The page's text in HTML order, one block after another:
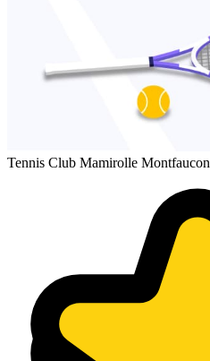
Tennis Club Mamirolle Montfaucon